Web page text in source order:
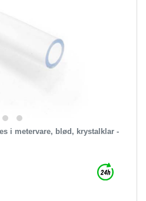
i metervare, blød, krystalklar -